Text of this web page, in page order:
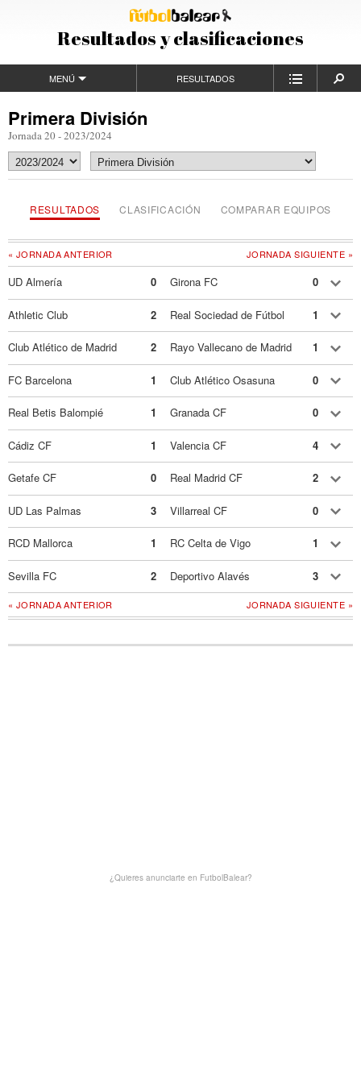
Resultados y clasificaciones
MENÚ RESULTADOS
Primera División
Jornada 20 - 2023/2024
RESULTADOS CLASIFICACIÓN COMPARAR EQUIPOS
JORNADA SIGUIENTE »
« JORNADA ANTERIOR
UD Almería 0 Girona FC 0
Athletic Club 2 Real Sociedad de Fútbol 1
Club Atlético de Madrid 2 Rayo Vallecano de Madrid 1
FC Barcelona 1 Club Atlético Osasuna 0
Real Betis Balompié 1 Granada CF 0
Cádiz CF 1 Valencia CF 4
Getafe CF 0 Real Madrid CF 2
UD Las Palmas 3 Villarreal CF 0
RCD Mallorca 1 RC Celta de Vigo 1
Sevilla FC 2 Deportivo Alavés 3
JORNADA SIGUIENTE »
« JORNADA ANTERIOR
¿Quieres anunciarte en FutbolBalear?